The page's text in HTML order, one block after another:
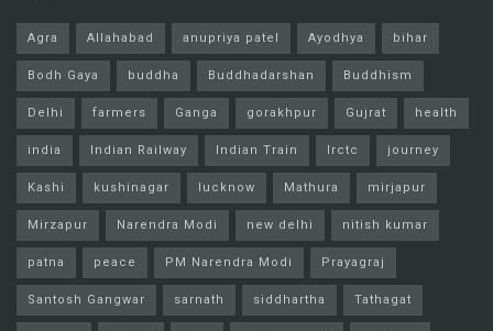
Agra Allahabad anupriya patel Ayodhya bihar
Bodh Gaya buddha Buddhadarshan Buddhism
Delhi farmers Ganga gorakhpur Gujrat health
india Indian Railway Indian Train Irctc journey
Kashi kushinagar lucknow Mathura mirjapur
Mirzapur Narendra Modi new delhi nitish kumar
patna peace PM Narendra Modi Prayagraj
Santosh Gangwar sarnath siddhartha Tathagat